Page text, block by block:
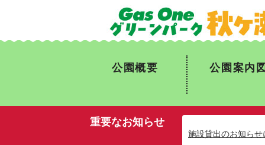
公園概要 公園案内
重要なお知らせ
施設貸出のお知らせ